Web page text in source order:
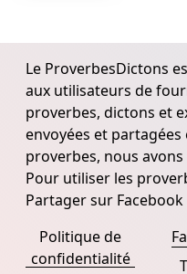
Le ProverbesDictons
aux utilisateurs de
proverbes, dictons et
envoyées et
proverbes, nous
Pour utiliser les
Partager sur Facebook
Politique de
confidentialité